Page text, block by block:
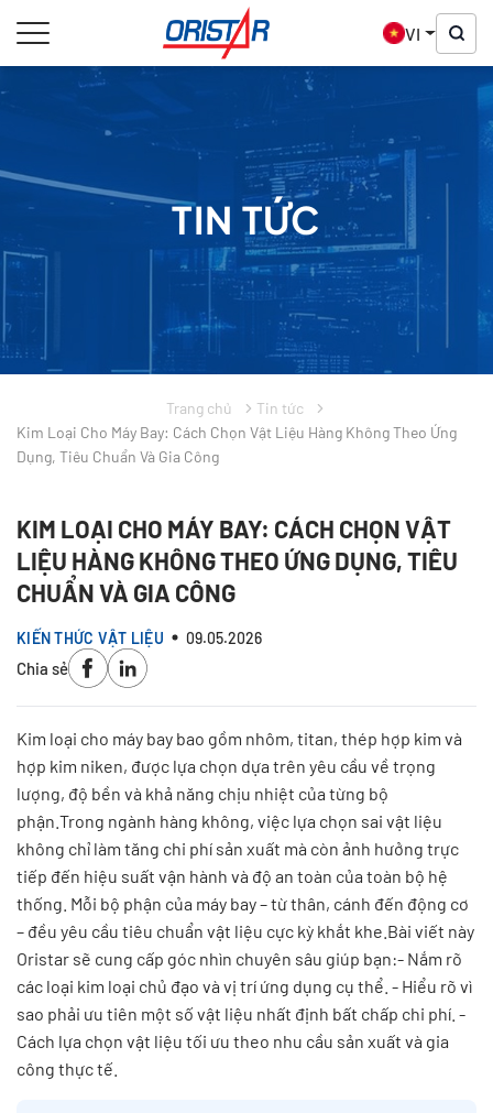
VI
TIN TỨC
Trang chủ
Tin tức
Kim Loại Cho Máy Bay: Cách Chọn Vật Liệu Hàng Không Theo Ứng
Dụng, Tiêu Chuẩn Và Gia Công
KIM LOẠI CHO MÁY BAY: CÁCH CHỌN VẬT
LIỆU HÀNG KHÔNG THEO ỨNG DỤNG, TIÊU
CHUẨN VÀ GIA CÔNG
KIẾN THỨC VẬT LIỆU 09.05.2026
Chia sẻ
Kim loại cho máy bay bao gồm nhôm, titan, thép hợp kim và
hợp kim niken, được lựa chọn dựa trên yêu cầu về trọng
lượng, độ bền và khả năng chịu nhiệt của từng bộ
phận.Trong ngành hàng không, việc lựa chọn sai vật liệu
không chỉ làm tăng chi phí sản xuất mà còn ảnh hưởng trực
tiếp đến hiệu suất vận hành và độ an toàn của toàn bộ hệ
thống. Mỗi bộ phận của máy bay – từ thân, cánh đến động cơ
– đều yêu cầu tiêu chuẩn vật liệu cực kỳ khắt khe.Bài viết này
Oristar sẽ cung cấp góc nhìn chuyên sâu giúp bạn:- Nắm rõ
các loại kim loại chủ đạo và vị trí ứng dụng cụ thể. - Hiểu rõ vì
sao phải ưu tiên một số vật liệu nhất định bất chấp chi phí. -
Cách lựa chọn vật liệu tối ưu theo nhu cầu sản xuất và gia
công thực tế.